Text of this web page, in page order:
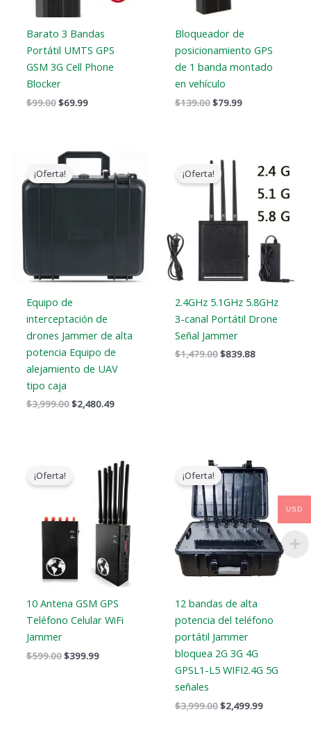
Barato 3 Bandas
Portátil UMTS GPS
GSM 3G Cell Phone
Blocker
$99.00$69.99
Bloqueador de
posicionamiento GPS
de 1 banda montado
en vehículo
$139.00$79.99
¡Oferta!
Equipo de
interceptación de
drones Jammer de alta
potencia Equipo de
alejamiento de UAV
tipo caja
$3,999.00
El
original
era:
$2,480.49
actual
es:
$2,480.49.
¡Oferta!
2.4GHz 5.1GHz 5.8GHz
3-canal Portátil Drone
Señal Jammer
$1,479.00
precio
original
era:
$1,479.00.
$839.88
precio
actual
es:
$839.88.
¡Oferta!
10 Antena GSM GPS
Teléfono Celular WiFi
Jammer
$599.00
original
$599.00.
$399.99
precio
actual
es:
$399.99.
¡Oferta!
12 bandas de alta
potencia del teléfono
portátil Jammer
bloquea 2G 3G 4G
GPSL1-L5 WIFI2.4G 5G
señales
$3,999.00
precio
original
era:
$3,999.00.
$2,499.99
precio
actual
es:
$2,499.99.
USD